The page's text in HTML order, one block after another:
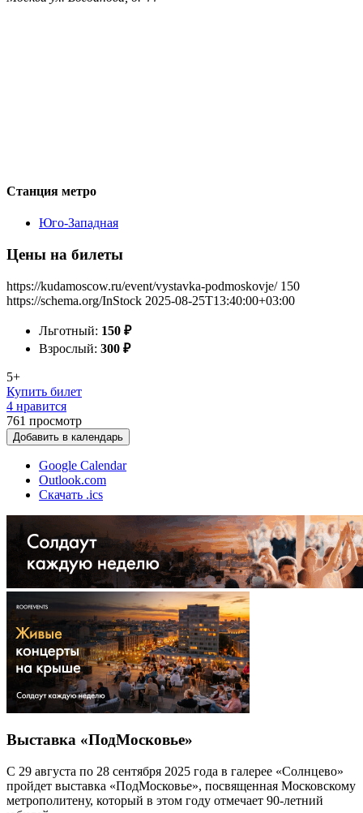
Станция метро
Юго-Западная
Цены на билеты
https://kudamoscow.ru/event/vystavka-podmoskovje/ 150
https://schema.org/InStock 2025-08-25T13:40:00+03:00
Льготный: 150 ₽
Взрослый: 300 ₽
5+
Купить билет
4 нравится
761 просмотр
Добавить в календарь
Google Calendar
Outlook.com
Скачать .ics
Выставка «ПодМосковье»
С 29 августа по 28 сентября 2025 года в галерее «Солнцево»
пройдет выставка «ПодМосковье», посвященная Московскому
метрополитену, который в этом году отмечает 90-летний